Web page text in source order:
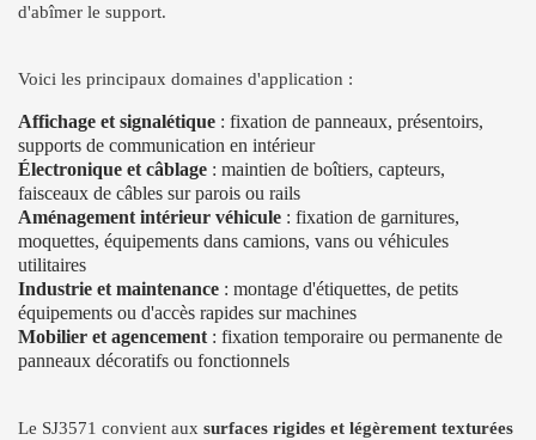
d'abîmer le support.
Voici les principaux domaines d'application :
Affichage et signalétique : fixation de panneaux, présentoirs,
supports de communication en intérieur
Électronique et câblage : maintien de boîtiers, capteurs,
faisceaux de câbles sur parois ou rails
Aménagement intérieur véhicule : fixation de garnitures,
moquettes, équipements dans camions, vans ou véhicules
utilitaires
Industrie et maintenance : montage d'étiquettes, de petits
équipements ou d'accès rapides sur machines
Mobilier et agencement : fixation temporaire ou permanente de
panneaux décoratifs ou fonctionnels
Le SJ3571 convient aux surfaces rigides et légèrement texturées